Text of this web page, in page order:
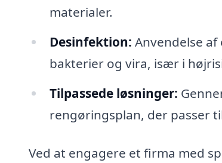
materialer.
Desinfektion: Anvendelse
bakterier og vira, især i
Tilpassede løsninger:
rengøringsplan, der passer
Ved at engagere et firma med